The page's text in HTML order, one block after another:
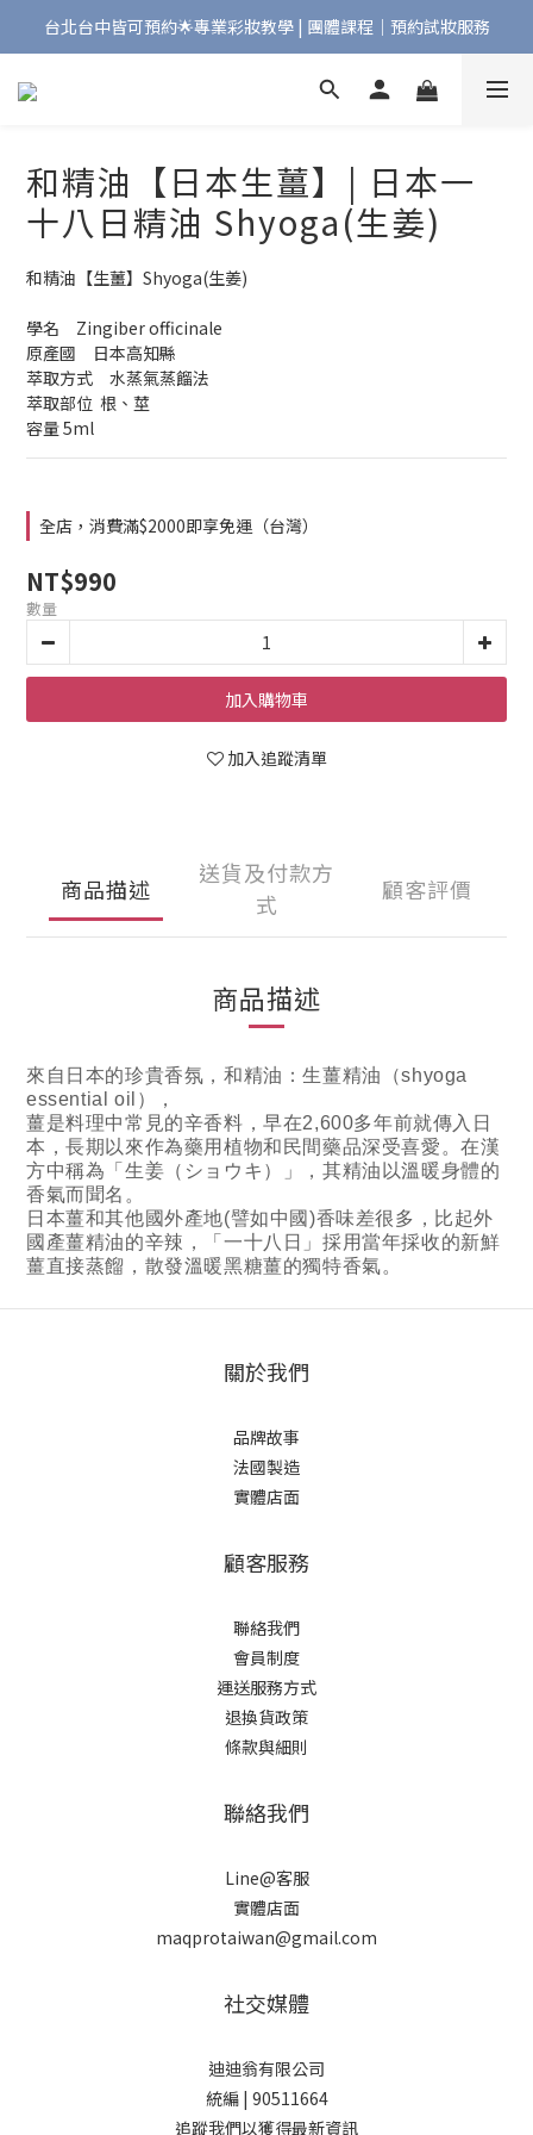
Bonjour!歡迎來到Maqpro | 全店2000免運🇫🇷
台北台中皆可預約🌟專業彩妝教學 | 團體課程｜預約試妝服務
Bonjour!歡迎來到Maqpro | 全店2000免運🇫🇷
和精油【日本生薑】| 日本一
十八日精油 Shyoga(生姜)
和精油【生薑】Shyoga(生姜)
學名　Zingiber officinale
原產國　日本高知縣
萃取方式　水蒸氣蒸餾法
萃取部位  根、莖
容量 5ml
全店，消費滿$2000即享免運（台灣）
NT$990
數量
加入購物車
加入追蹤清單
商品描述
送貨及付款方
式
顧客評價
商品描述
來自日本的珍貴香氛，和精油：生薑精油（shyoga
essential oil），
薑是料理中常見的辛香料，早在2,600多年前就傳入日
本，長期以來作為藥用植物和民間藥品深受喜愛。在漢
方中稱為「生姜（ショウキ）」，其精油以溫暖身體的
香氣而聞名。
日本薑和其他國外產地(譬如中國)香味差很多，比起外
國產薑精油的辛辣，「一十八日」採用當年採收的新鮮
薑直接蒸餾，散發溫暖黑糖薑的獨特香氣。
關於我們
品牌故事
法國製造
實體店面
顧客服務
聯絡我們
會員制度
運送服務方式
退換貨政策
條款與細則
聯絡我們
Line@客服
實體店面
maqprotaiwan@gmail.com
社交媒體
迪迪翁有限公司
統編 | 90511664
追蹤我們以獲得最新資訊